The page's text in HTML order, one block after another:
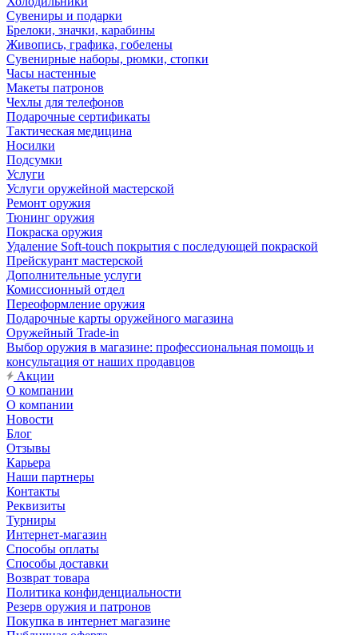
Сувениры и подарки
Брелоки, значки, карабины
Живопись, графика, гобелены
Сувенирные наборы, рюмки, стопки
Часы настенные
Макеты патронов
Чехлы для телефонов
Подарочные сертификаты
Тактическая медицина
Носилки
Подсумки
Услуги
Услуги оружейной мастерской
Ремонт оружия
Тюнинг оружия
Покраска оружия
Удаление Soft-touch покрытия с последующей покраской
Прейскурант мастерской
Дополнительные услуги
Комиссионный отдел
Переоформление оружия
Подарочные карты оружейного магазина
Оружейный Trade-in
Выбор оружия в магазине: профессиональная помощь и
консультация от наших продавцов
Акции
О компании
О компании
Новости
Блог
Отзывы
Карьера
Наши партнеры
Контакты
Реквизиты
Турниры
Интернет-магазин
Способы оплаты
Способы доставки
Возврат товара
Политика конфиденциальности
Резерв оружия и патронов
Покупка в интернет магазине